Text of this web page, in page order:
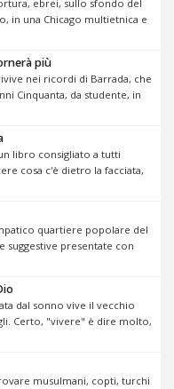
ebrei, sullo sfondo del
in una Chicago multietnica e
più
nei ricordi di Barrada, che
Cinquanta, da studente, in
libro consigliato a tutti
cosa c'è dietro la facciata,
quartiere popolare del
suggestive presentate con
dal sonno vive il vecchio
Certo, "vivere" è dire molto,
musulmani, copti, turchi